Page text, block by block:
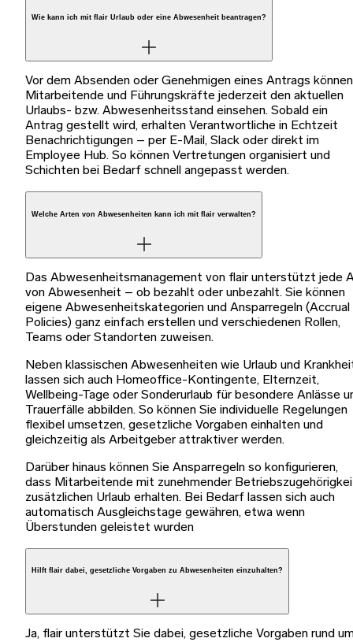
Wie kann ich mit flair Urlaub oder eine Abwesenheit beantragen?
Vor dem Absenden oder Genehmigen eines Antrags können
Mitarbeitende und Führungskräfte jederzeit den aktuellen
Urlaubs- bzw. Abwesenheitsstand einsehen. Sobald ein
Antrag gestellt wird, erhalten Verantwortliche in Echtzeit
Benachrichtigungen – per E-Mail, Slack oder direkt im
Employee Hub. So können Vertretungen organisiert und
Schichten bei Bedarf schnell angepasst werden.
Welche Arten von Abwesenheiten kann ich mit flair verwalten?
Das Abwesenheitsmanagement von flair unterstützt jede
von Abwesenheit – ob bezahlt oder unbezahlt. Sie können
eigene Abwesenheitskategorien und Ansparregeln (Accrual
Policies) ganz einfach erstellen und verschiedenen Rollen,
Teams oder Standorten zuweisen.
Neben klassischen Abwesenheiten wie Urlaub und
lassen sich auch Homeoffice-Kontingente, Elternzeit,
Wellbeing-Tage oder Sonderurlaub für besondere Anlässe
Trauerfälle abbilden. So können Sie individuelle Regelungen
flexibel umsetzen, gesetzliche Vorgaben einhalten und
gleichzeitig als Arbeitgeber attraktiver werden.
Darüber hinaus können Sie Ansparregeln so konfigurieren,
dass Mitarbeitende mit zunehmender
zusätzlichen Urlaub erhalten. Bei Bedarf lassen sich auch
automatisch Ausgleichstage gewähren, etwa wenn
Überstunden geleistet wurden
Hilft flair dabei, gesetzliche Vorgaben zu Abwesenheiten einzuhalten?
Ja, flair unterstützt Sie dabei, gesetzliche Vorgaben rund